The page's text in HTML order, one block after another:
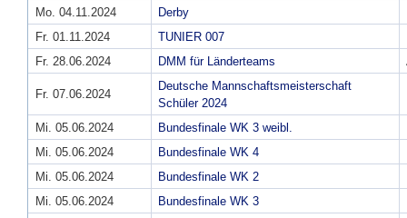
Mo. 04.11.2024
Derby
Fr. 01.11.2024
TUNIER 007
Fr. 28.06.2024
DMM für Länderteams
Fr. 07.06.2024
Deutsche Mannschaftsmeisterschaft
Schüler 2024
Mi. 05.06.2024 Bundesfinale WK 3 weibl.
Mi. 05.06.2024
Bundesfinale WK 4
Mi. 05.06.2024
Bundesfinale WK 2
Mi. 05.06.2024
Bundesfinale WK 3